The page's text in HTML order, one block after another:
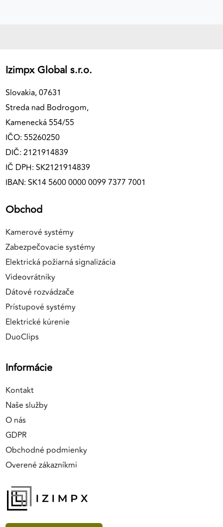
Izimpx Global s.r.o.
Slovakia, 07631
Streda nad Bodrogom,
Kamenecká 554/55
IČO: 55260250
DIČ: 2121914839
IČ DPH: SK2121914839
IBAN: SK14 5600 0000 0099 7377 7001
Obchod
Kamerové systémy
Zabezpečovacie systémy
Elektrická požiarná signalizácia
Videovrátniky
Dátové rozvádzače
Prístupové systémy
Elektrické kúrenie
DuoClips
Informácie
Kontakt
Naše služby
O nás
GDPR
Obchodné podmienky
Overené zákazníkmi